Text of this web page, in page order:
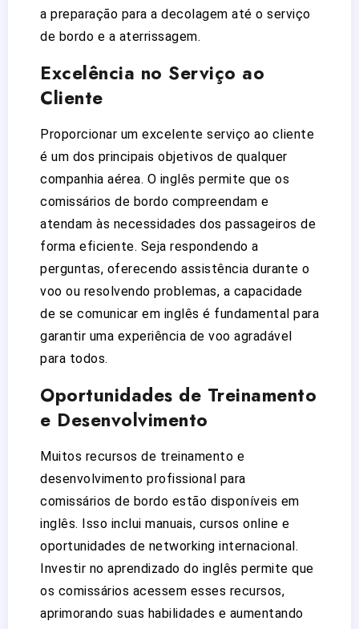
a preparação para a decolagem até o serviço
de bordo e a aterrissagem.
Excelência no Serviço ao
Cliente
Proporcionar um excelente serviço ao cliente
é um dos principais objetivos de qualquer
companhia aérea. O inglês permite que os
comissários de bordo compreendam e
atendam às necessidades dos passageiros de
forma eficiente. Seja respondendo a
perguntas, oferecendo assistência durante o
voo ou resolvendo problemas, a capacidade
de se comunicar em inglês é fundamental para
garantir uma experiência de voo agradável
para todos.
Oportunidades de Treinamento
e Desenvolvimento
Muitos recursos de treinamento e
desenvolvimento profissional para
comissários de bordo estão disponíveis em
inglês. Isso inclui manuais, cursos online e
oportunidades de networking internacional.
Investir no aprendizado do inglês permite que
os comissários acessem esses recursos,
aprimorando suas habilidades e aumentando